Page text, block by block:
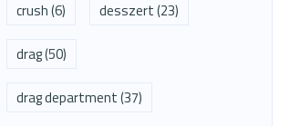
crush(6) desszert(23)
drag(50)
drag department(37)